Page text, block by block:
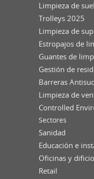
Limpieza de
Trolleys 2025
Limpieza de
Estropajos de
Guantes de
Gestión de
Barreras
Limpieza de
Controlled
Sectores
Sanidad
Educación e
Oficinas y
Retail